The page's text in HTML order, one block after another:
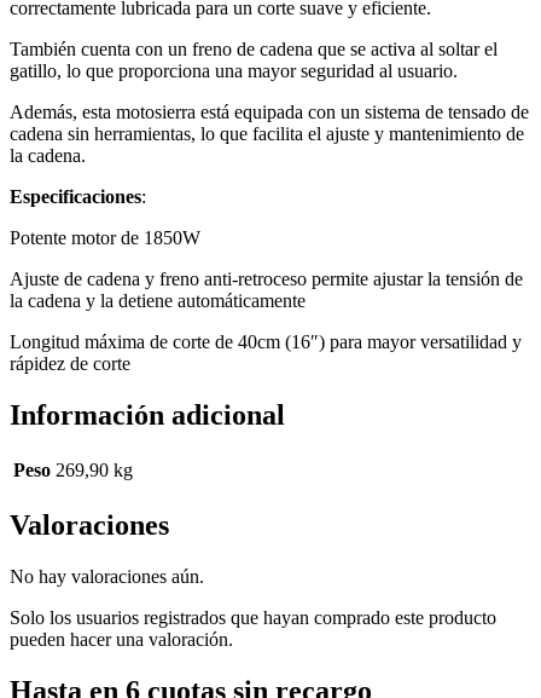
correctamente lubricada para un corte suave y eficiente.
También cuenta con un freno de cadena que se activa al soltar el
gatillo, lo que proporciona una mayor seguridad al usuario.
Además, esta motosierra está equipada con un sistema de tensado de
cadena sin herramientas, lo que facilita el ajuste y mantenimiento de
la cadena.
Especificaciones:
Potente motor de 1850W
Ajuste de cadena y freno anti-retroceso permite ajustar la tensión de
la cadena y la detiene automáticamente
Longitud máxima de corte de 40cm (16″) para mayor versatilidad y
rápidez de corte
Información adicional
Peso 269,90 kg
Valoraciones
No hay valoraciones aún.
Solo los usuarios registrados que hayan comprado este producto
pueden hacer una valoración.
Hasta en 6 cuotas sin recargo